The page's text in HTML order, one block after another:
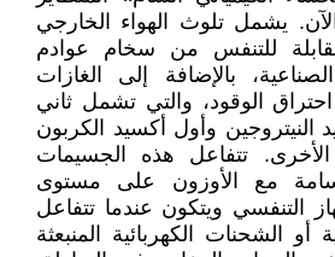
يشمل تلوث الهواء الخارجي
للتنفس من سخام عوادم
بالإضافة إلى الغازات
الوقود، والتي تشمل ثاني
النيتروجين وأول أكسيد الكربون
الأخرى. تتفاعل هذه الجسيمات
مع الأوزون على مستوى
التنفسي ويتكون عندما تتفاعل
أو الشحنات الكهربائية المنبعثة